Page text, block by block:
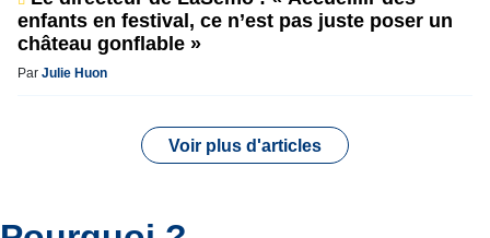
enfants en festival, ce n’est pas juste poser un
château gonflable »
Par Julie Huon
Voir plus d'articles